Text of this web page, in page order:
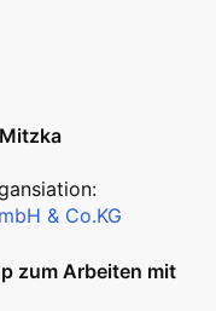
& Co.KG
zum Arbeiten mit